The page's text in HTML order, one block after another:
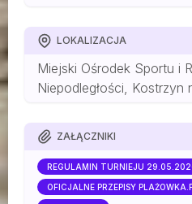
LOKALIZACJA
Miejski Ośrodek Sportu i
Niepodległości, Kostrzyn
ZAŁĄCZNIKI
REGULAMIN TURNIEJU
OFICJALNE PRZEPISY